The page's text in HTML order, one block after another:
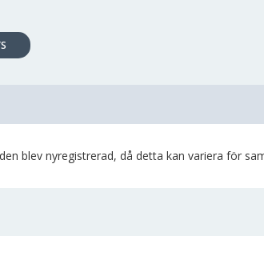
blev nyregistrerad, då detta kan variera för